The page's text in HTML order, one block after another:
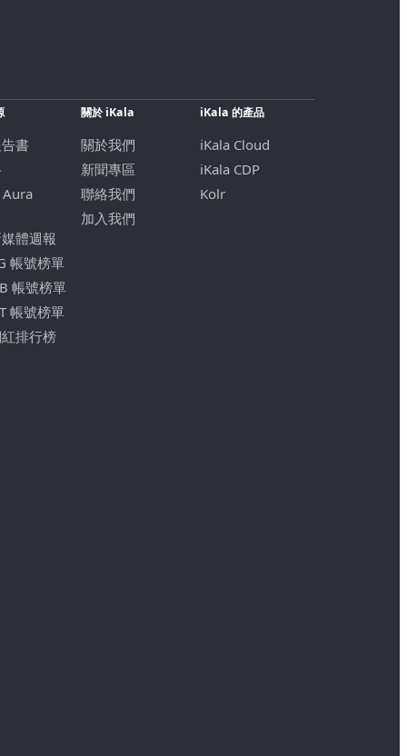
書
體週報
帳號榜單
帳號榜單
帳號榜單
排行榜
關於 iKala
關於我們
新聞專區
聯絡我們
加入我們
iKala 的產品
iKala Cloud
iKala CDP
Kolr